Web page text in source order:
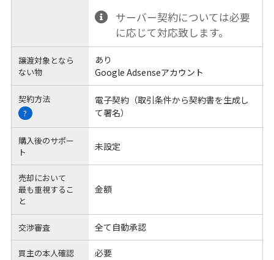
サーバー契約については必要
に応じて対応致します。
譲渡対象となら
ない物
あり
Google Adsenseアカウント
契約方法
?
電子契約（取引条件から契約書を生成し
て署名）
購入後のサポー
ト
未設定
売却において
最も重視するこ
と
金額
交渉審査 全て自動承認
買主の本人確認 必要